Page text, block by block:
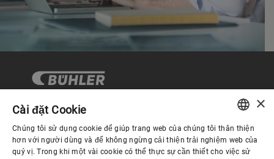
Quản trị Doanh nghiệp ENGLISH
SPANISH
×
Cài đặt Cookie
Chúng tôi sử dụng cookie để giúp trang web của chúng tôi thân thiện
hơn với người dùng và để không ngừng cải thiện trải nghiệm web của
quý vị. Trong khi một vài cookie có thể thực sự cần thiết cho việc sử